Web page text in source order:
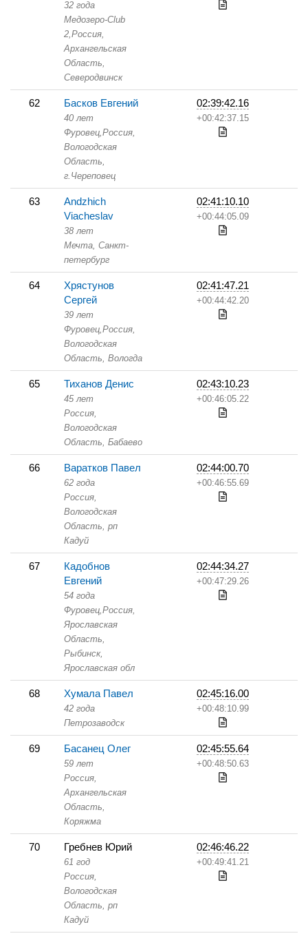
32 года
Медозеро-Club
2,Россия,
Архангельская
Область,
Северодвинск
62 Басков Евгений
40 лет
Фуровец,Россия,
Вологодская
Область,
г.Череповец
02:39:42.16
+00:42:37.15
63
Andzhich
Viacheslav
38 лет
Мечта, Санкт-
петербург
02:41:10.10
+00:44:05.09
64
Хрястунов
Сергей
39 лет
Фуровец,Россия,
Вологодская
Область, Вологда
02:41:47.21
+00:44:42.20
65 Тиханов Денис
45 лет
Россия,
Вологодская
Область, Бабаево
02:43:10.23
+00:46:05.22
66 Варатков Павел
62 года
Россия,
Вологодская
Область, рп
Кадуй
02:44:00.70
+00:46:55.69
67
Кадобнов
Евгений
54 года
Фуровец,Россия,
Ярославская
Область,
Рыбинск,
Ярославская обл
02:44:34.27
+00:47:29.26
68 Хумала Павел
42 года
Петрозаводск
02:45:16.00
+00:48:10.99
69 Басанец Олег
59 лет
Россия,
Архангельская
Область,
Коряжма
02:45:55.64
+00:48:50.63
70 Гребнев Юрий
61 год
Россия,
Вологодская
Область, рп
Кадуй
02:46:46.22
+00:49:41.21